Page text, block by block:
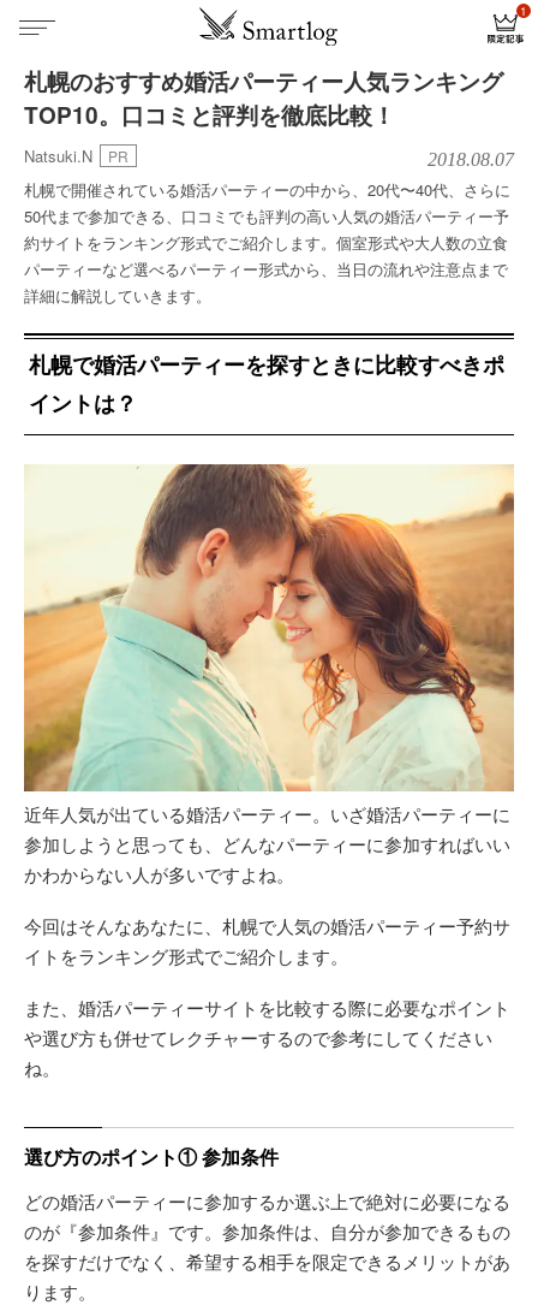
札幌のおすすめ婚活パーティー人気ランキング
TOP10。口コミと評判を徹底比較！
Natsuki.N PR 2018.08.07
札幌で開催されている婚活パーティーの中から、20代〜40代、さらに
50代まで参加できる、口コミでも評判の高い人気の婚活パーティー予
約サイトをランキング形式でご紹介します。個室形式や大人数の立食
パーティーなど選べるパーティー形式から、当日の流れや注意点まで
詳細に解説していきます。
札幌で婚活パーティーを探すときに比較すべきポ
イントは？
近年人気が出ている婚活パーティー。いざ婚活パーティーに
参加しようと思っても、どんなパーティーに参加すればいい
かわからない人が多いですよね。
今回はそんなあなたに、札幌で人気の婚活パーティー予約サ
イトをランキング形式でご紹介します。
また、婚活パーティーサイトを比較する際に必要なポイント
や選び方も併せてレクチャーするので参考にしてください
ね。
選び方のポイント① 参加条件
どの婚活パーティーに参加するか選ぶ上で絶対に必要になる
のが『参加条件』です。参加条件は、自分が参加できるもの
を探すだけでなく、希望する相手を限定できるメリットがあ
ります。